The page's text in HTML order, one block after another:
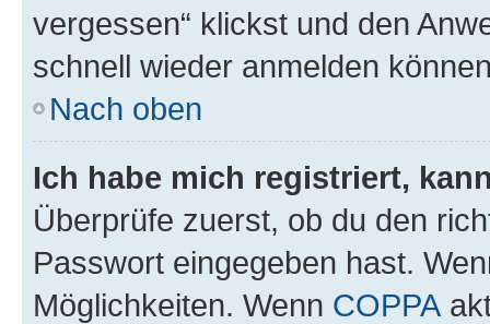
vergessen“ klickst und den
schnell wieder anmelden
Nach oben
Ich habe mich registriert,
Überprüfe zuerst, ob du den
Passwort eingegeben hast.
Möglichkeiten. Wenn COPPA